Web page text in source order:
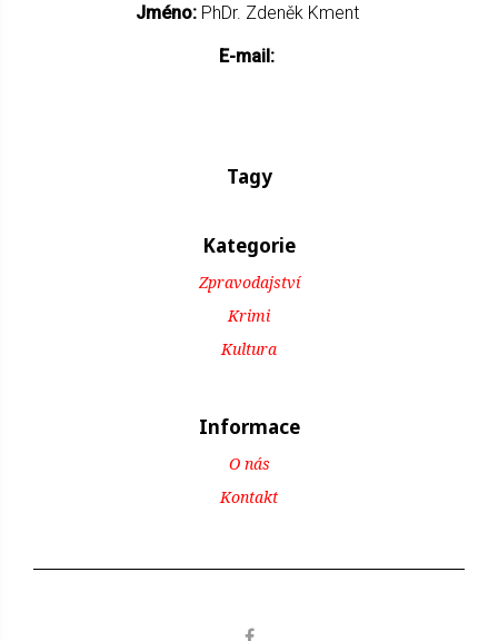
Jméno: PhDr. Zdeněk Kment
E-mail:
Tagy
Kategorie
Zpravodajství
Krimi
Kultura
Informace
O nás
Kontakt